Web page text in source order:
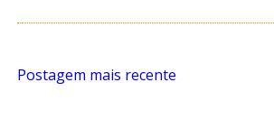
Postagem mais recente